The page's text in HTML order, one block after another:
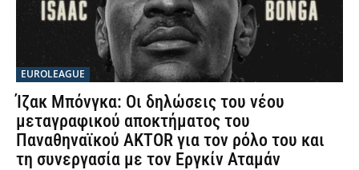
EUROLEAGUE
Ίζακ Μπόνγκα: Οι δηλώσεις του νέου
μεταγραφικού αποκτήματος του
Παναθηναϊκού AKTOR για τον ρόλο του και
τη συνεργασία με τον Εργκίν Αταμάν